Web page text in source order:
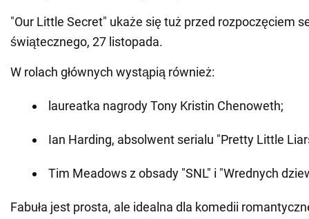
"Our Little Secret" ukaże się tuż przed rozpoczęciem
świątecznego, 27 listopada.
W rolach głównych wystąpią również:
laureatka nagrody Tony Kristin Chenoweth;
Ian Harding, absolwent serialu "Pretty Little
Tim Meadows z obsady "SNL" i "Wrednych
Fabuła jest prosta, ale idealna dla komedii